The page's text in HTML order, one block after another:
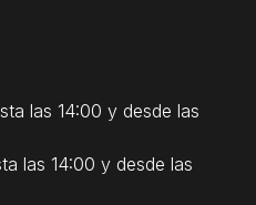
las 14:00 y desde las
las 14:00 y desde las